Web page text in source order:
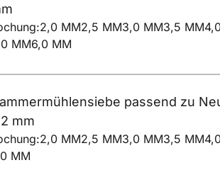
2,0 MM2,5 MM3,0 MM3,5 MM
MM6,0 MM
passend zu
mm
2,0 MM2,5 MM3,0 MM3,5 MM
MM